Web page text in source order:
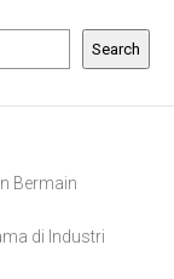
Search
Bermain
di Industri